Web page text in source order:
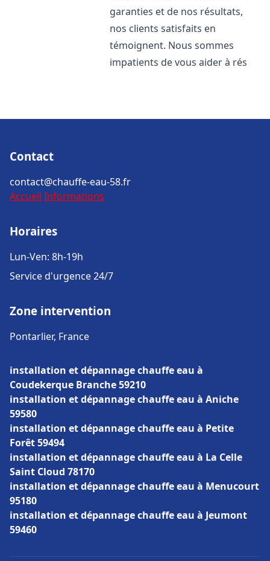
garanties et de nos résultats,
nos clients satisfaits en
témoignent. Nous sommes
impatients de vous aider à rés
Contact
contact@chauffe-eau-58.fr
Accueil Informations
Horaires
Lun-Ven: 8h-19h
Service d'urgence 24/7
Zone intervention
Pontarlier, France
installation et dépannage chauffe eau à
Coudekerque Branche 59210
installation et dépannage chauffe eau à Aniche
59580
installation et dépannage chauffe eau à Petite
Forêt 59494
installation et dépannage chauffe eau à La Celle
Saint Cloud 78170
installation et dépannage chauffe eau à Menucourt
95180
installation et dépannage chauffe eau à Jeumont
59460